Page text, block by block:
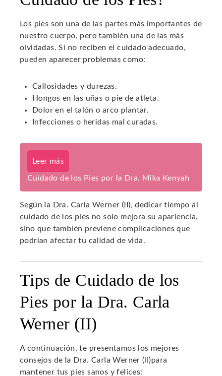
Los pies son una de las partes más importantes de
nuestro cuerpo, pero también una de las más
olvidadas. Si no reciben el cuidado adecuado,
pueden aparecer problemas como:
Callosidades y durezas.
Hongos en las uñas o pie de atleta.
Dolor en el talón o arco plantar.
Infecciones o heridas mal curadas.
Leer más
Cuidado de los Pies por la Dra. Mika Kenyah
Según la Dra. Carla Werner (II), dedicar tiempo al
cuidado de los pies no solo mejora su apariencia,
sino que también previene complicaciones que
podrían afectar tu calidad de vida.
Tips de Cuidado de los
Pies por la Dra. Carla
Werner (II)
A continuación, te presentamos los mejores
consejos de la Dra. Carla Werner (II)para
mantener tus pies sanos y felices: